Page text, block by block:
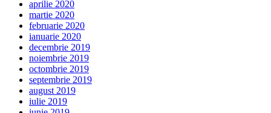
aprilie 2020
martie 2020
februarie 2020
ianuarie 2020
decembrie 2019
noiembrie 2019
octombrie 2019
septembrie 2019
august 2019
iulie 2019